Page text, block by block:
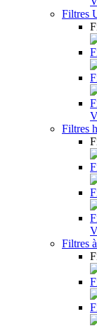
Filtres
Filtres
Filtres